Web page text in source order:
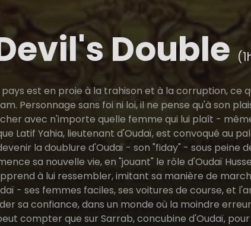
Double
pays est en proie à la trahison et à la corruption, ce
Personnage sans foi ni loi, il ne pense qu'à son
avec n'importe quelle femme qui lui plaît -
Latif Yahia, lieutenant d'Oudaï, est convoqué au
la doublure d'Oudaï - son "fiday" - sous peine
sa nouvelle vie, en "jouant" le rôle d'Oudaï
à lui ressembler, imitant sa manière de
- ses femmes faciles, ses voitures de course, et
sa confiance, dans un monde où la moindre
compter que sur Sarrab, concubine d'Oudaï,